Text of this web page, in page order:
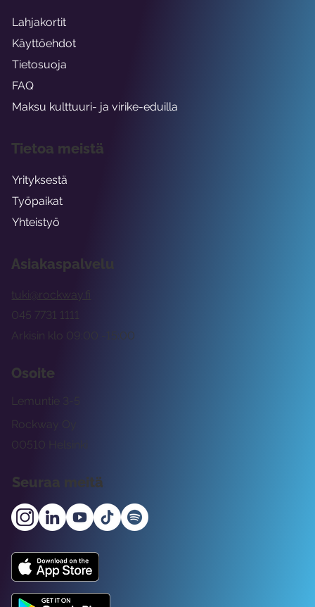
Asiakaspalvelu
tuki@rockway.fi
Arkisin klo 09:00 -15:00
045 7731 1111
Osoite
Rockway Oy
Lemuntie 3-5
00510 Helsinki
Seuraa meitä
Lahjakortit
Käyttöehdot
Tietosuoja
FAQ
Maksu kulttuuri- ja virike-eduilla
Tietoa meistä
Yrityksestä
Työpaikat
Yhteistyö